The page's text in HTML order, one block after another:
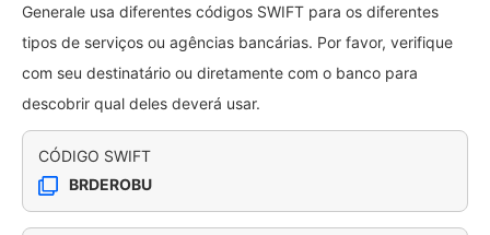
Generale usa diferentes códigos SWIFT para os diferentes
tipos de serviços ou agências bancárias. Por favor, verifique
com seu destinatário ou diretamente com o banco para
descobrir qual deles deverá usar.
CÓDIGO SWIFT
BRDEROBU